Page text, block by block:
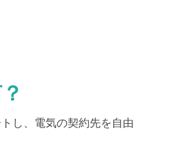
し、電気の契約先を自由